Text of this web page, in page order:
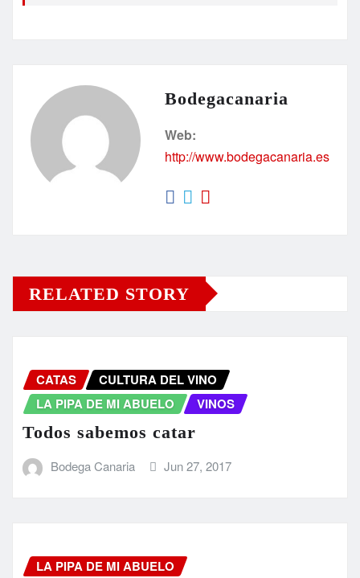
Bodegacanaria
Web:
http://www.bodegacanaria.es
RELATED STORY
CATAS
CULTURA DEL VINO
LA PIPA DE MI ABUELO
VINOS
Todos sabemos catar
Bodega Canaria Jun 27, 2017
LA PIPA DE MI ABUELO